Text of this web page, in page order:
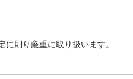
則り厳重に取り扱います。